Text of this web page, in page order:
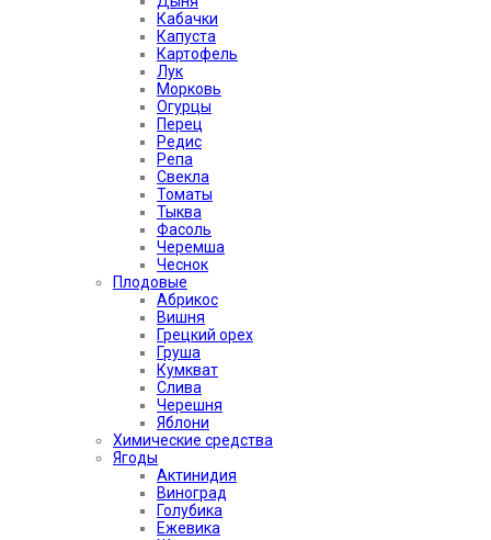
Кабачки
Капуста
Картофель
Лук
Морковь
Огурцы
Перец
Редис
Репа
Свекла
Томаты
Тыква
Фасоль
Черемша
Чеснок
Плодовые
Абрикос
Вишня
Грецкий орех
Груша
Кумкват
Слива
Черешня
Яблони
Химические средства
Ягоды
Актинидия
Виноград
Голубика
Ежевика